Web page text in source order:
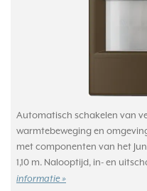
Automatisch schakelen van
warmtebeweging en
met componenten van het
1,10 m. Nalooptijd, in- en
informatie »